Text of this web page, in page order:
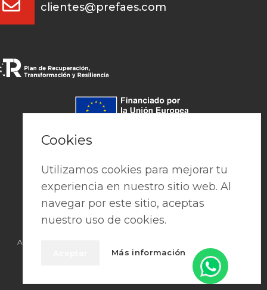
clientes@prefaes.com
Aviso Legal
2026 © • PREFAES • Crafted with Passion byPublisima
Cookies
Utilizamos cookies para mejorar tu
experiencia en nuestro sitio web. Al
navegar por este sitio, aceptas
nuestro uso de cookies.
Más información